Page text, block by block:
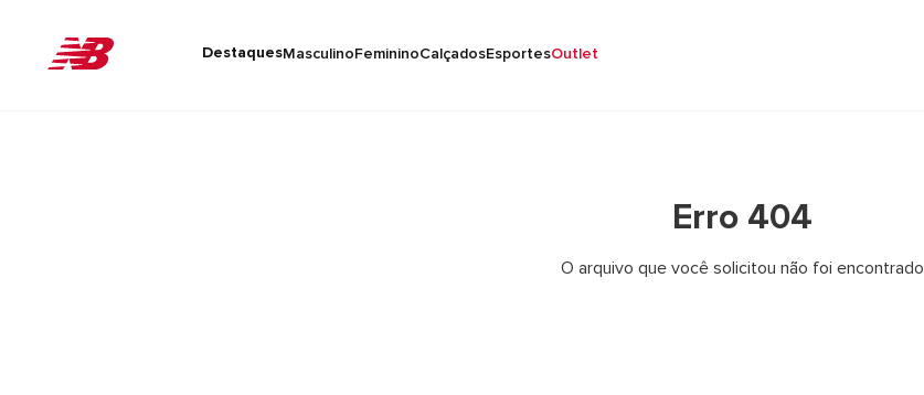
DestaquesMasculinoFemininoCalçadosEsportesOutlet
Erro 404
O arquivo que você solicitou não foi encontrado